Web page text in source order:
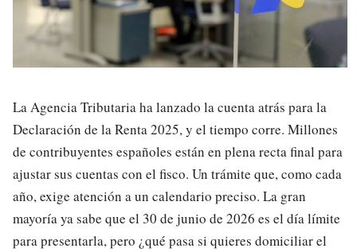
La Agencia Tributaria ha lanzado la cuenta atrás para la
Declaración de la Renta 2025, y el tiempo corre. Millones
de contribuyentes españoles están en plena recta final para
ajustar sus cuentas con el fisco. Un trámite que, como cada
año, exige atención a un calendario preciso. La gran
mayoría ya sabe que el 30 de junio de 2026 es el día límite
para presentarla, pero ¿qué pasa si quieres domiciliar el